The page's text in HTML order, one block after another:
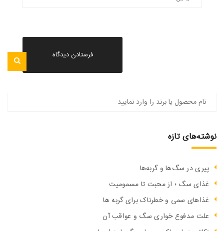
نوشته‌های تازه
پیری در سگ‌ها و گربه‌ها
غذای سگ ؛ از محبت تا مسمومیت
غذاهای سمی و خطرناک برای گربه ها
علت مدفوع خواری سگ و عواقب آن